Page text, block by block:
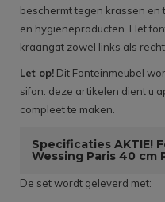
beschermt tegen krassen
en hygiëneproducten. Het
kraangat zowel links als
Let op! Dit Fonteinmeubel
sifon: deze artikelen dient u
compleet te maken.
Specificaties AKTIE!
Wessing Paris 40 cm
De set wordt geleverd met: